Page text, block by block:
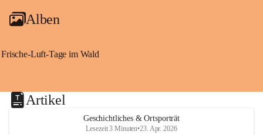
Alben
Frische-Luft-Tage im Wald
Artikel
Geschichtliches & Ortsporträt
Lesezeit 3 Minuten•23. Apr. 2026